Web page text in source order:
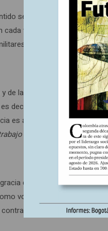
se pudiera decir que la
cada vez menos injustas,
o civiles.
de las luchas sociales lo
decir, económica, social y
es aquella en que si la
(formación técnica,
de discusión, que la
volver a una forma
de los intereses de